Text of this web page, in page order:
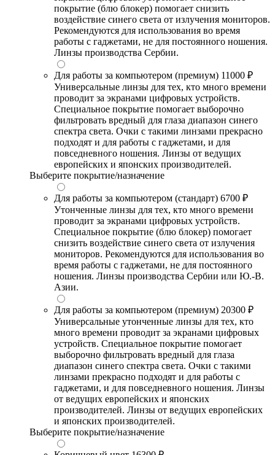
покрытие (блю блокер) помогает снизить
воздействие синего света от излучения мониторов.
Рекомендуются для использования во время
работы с гаджетами, не для постоянного ношения.
Линзы производства Сербии.
Для работы за компьютером (премиум) 11000 ₽
Универсальные линзы для тех, кто много времени
проводит за экранами цифровых устройств.
Специальное покрытие помогает выборочно
фильтровать вредный для глаза диапазон синего
спектра света. Очки с такими линзами прекрасно
подходят и для работы с гаджетами, и для
повседневного ношения. Линзы от ведущих
европейских и японских производителей.
Выберите покрытие/назначение
Для работы за компьютером (стандарт) 6700 ₽
Утонченные линзы для тех, кто много времени
проводит за экранами цифровых устройств.
Специальное покрытие (блю блокер) помогает
снизить воздействие синего света от излучения
мониторов. Рекомендуются для использования во
время работы с гаджетами, не для постоянного
ношения. Линзы производства Сербии или Ю.-В.
Азии.
Для работы за компьютером (премиум) 20300 ₽
Универсальные утонченные линзы для тех, кто
много времени проводит за экранами цифровых
устройств. Специальное покрытие помогает
выборочно фильтровать вредный для глаза
диапазон синего спектра света. Очки с такими
линзами прекрасно подходят и для работы с
гаджетами, и для повседневного ношения. Линзы
от ведущих европейских и японских
производителей. Линзы от ведущих европейских
и японских производителей.
Выберите покрытие/назначение